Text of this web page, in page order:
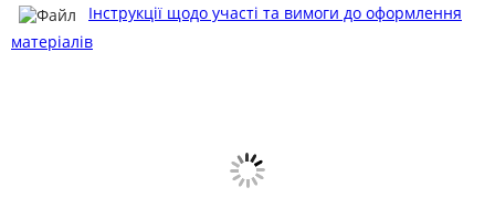
Інструкції щодо участі та вимоги до оформлення
матеріалів